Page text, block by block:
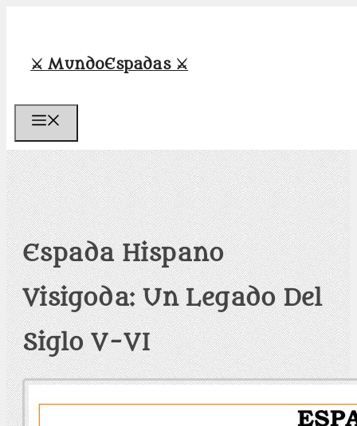
contenido
⚔️ MundoEspadas ⚔️
Espada Hispano
Visigoda: Un Legado Del
Siglo V-VI